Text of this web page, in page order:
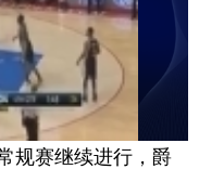
规赛继续进行，爵